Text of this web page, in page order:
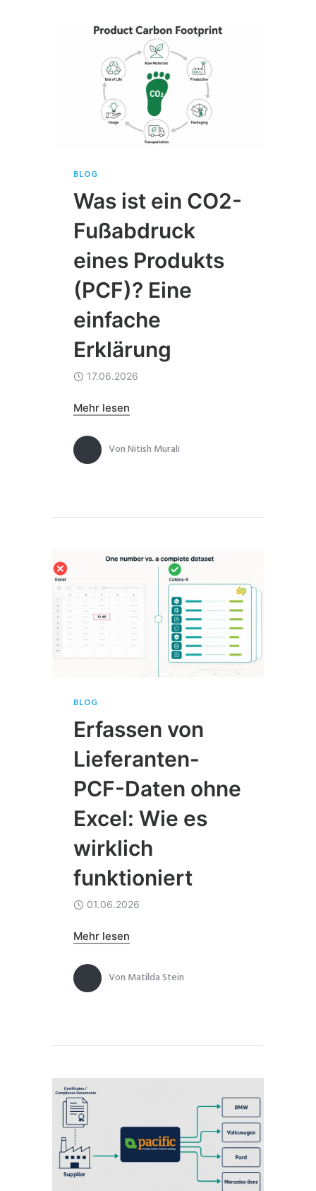
BLOG
Was ist ein CO2-
Fußabdruck
eines Produkts
(PCF)? Eine
einfache
Erklärung
17.06.2026
Mehr lesen
VonNitish Murali
BLOG
Erfassen von
Lieferanten-
PCF-Daten ohne
Excel: Wie es
wirklich
funktioniert
01.06.2026
Mehr lesen
Von Matilda Stein